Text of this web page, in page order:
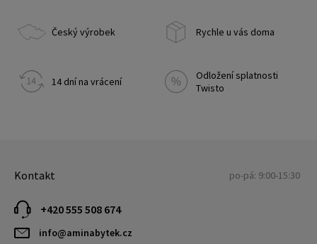
Český výrobek Rychle u vás doma
14 dní na vrácení
Odložení splatnosti
Twisto
Kontakt po-pá: 9:00-15:30
+420 555 508 674
info@aminabytek.cz